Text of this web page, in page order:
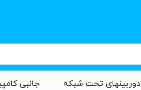
دوربینهای تحت شبکه جانبی